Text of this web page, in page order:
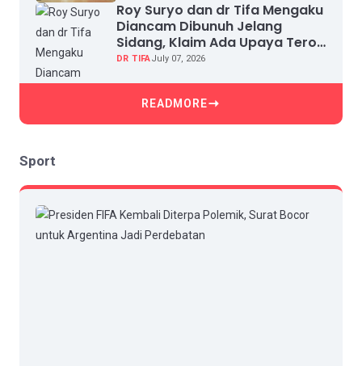
Roy Suryo dan dr Tifa Mengaku
Diancam Dibunuh Jelang
Sidang, Klaim Ada Upaya Teror
dan Intimidasi
DR TIFAJuly 07, 2026
READMORE
Sport